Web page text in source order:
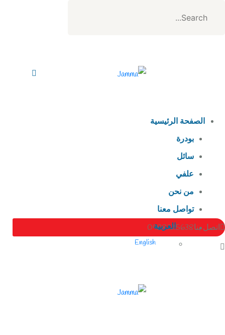
الصفحة الرئيسية
بودرة
سائل
علفي
من نحن
تواصل معنا
العربية
English
اتصل بنا0988725638